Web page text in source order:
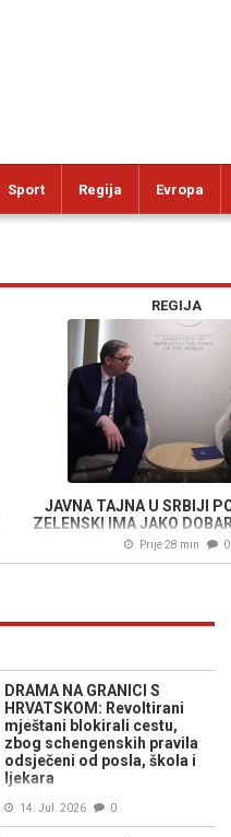
Sport Regija Evropa
REGIJA
JAVNA TAJNA U SRBIJI
ZELENSKI IMA JAKO
DOLAZAK: "Već se
Prije 28 min 0
DRAMA NA GRANICI S
HRVATSKOM: Revoltirani
mještani blokirali cestu,
zbog schengenskih pravila
odsječeni od posla, škola i
ljekara
14. Jul. 2026 0